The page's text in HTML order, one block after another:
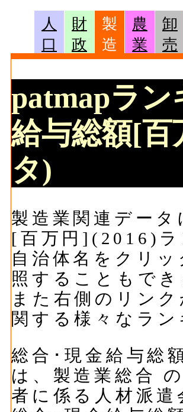
人
口
財
政
製
造
農
業
卸
売
patmapラン
給与総額[百
タ)
製造業関連デー
[百万円](2016)ラ
自治体名をクリ
照することもでき
また右側のリン
関する様々なラ
総合･現金給与総
は、製造業総合
者に係る人材派